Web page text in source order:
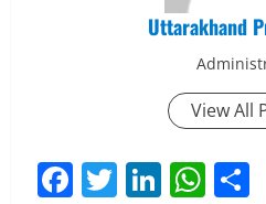
Uttarakhand
View All
Facebook
Twitter